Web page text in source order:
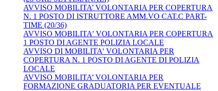
AVVISO MOBILITA’ VOLONTARIA PER COPERTURA
N. 1 POSTO DI ISTRUTTORE AMM.VO CAT.C PART-
TIME (20/36)
AVVISO MOBILITA' VOLONTARIA PER COPERTURA
1 POSTO DI AGENTE POLIZIA LOCALE
AVVISO DI MOBILITA' VOLONTARIA PER
COPERTURA N. 1 POSTO DI AGENTE DI POLIZIA
LOCALE
AVVISO MOBILITA’ VOLONTARIA PER
FORMAZIONE GRADUATORIA PER EVENTUALE